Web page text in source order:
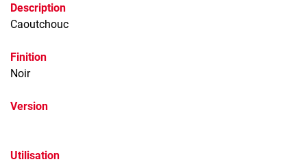
Description
Caoutchouc
Finition
Noir
Version
Utilisation